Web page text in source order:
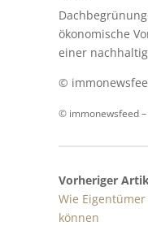
ökonomische
einer
©
© immonewsfeed –
Vorheriger
Wie
können